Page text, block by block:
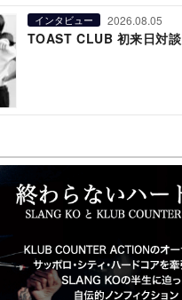
インタビュー 2026.08.05
TOAST CLUB 初来日対談